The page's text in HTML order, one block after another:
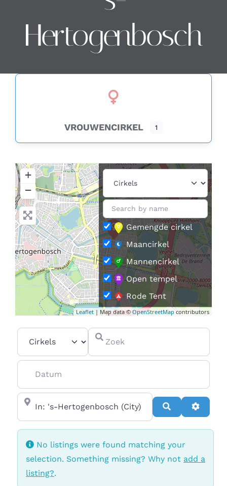
naar:
Hertogenbosch
VROUWENCIRKEL 1
+
−
Leaflet | Map data ©OpenStreetMap contributors
Gemengde cirkel
Maancirkel
Mannencirkel
Open tempel
Rode Tent
Vrouwencirkel
Zoek
In de buurt van
Search
No listings were found matching your
selection. Something missing? Why not add a
listing?.